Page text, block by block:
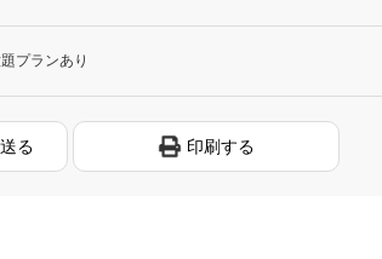
プランあり
る 印刷する